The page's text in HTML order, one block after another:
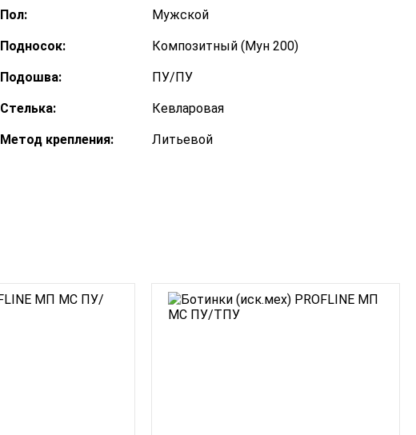
Пол: Мужской
Подносок: Композитный (Мун 200)
Подошва: ПУ/ПУ
Стелька: Кевларовая
Метод крепления: Литьевой